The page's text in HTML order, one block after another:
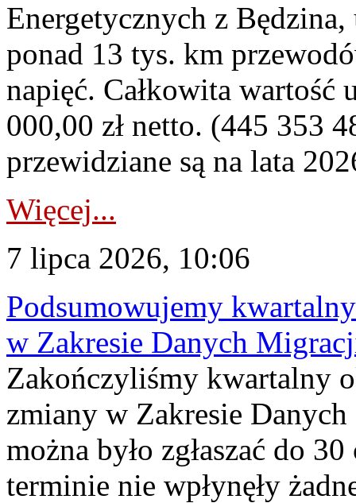
Energetycznych z
ponad 13 tys. km
napięć. Całkowita
000,00 zł netto. (445 353
przewidziane są na lata
Więcej...
7 lipca 2026, 10:06
Podsumowujemy
w Zakresie Danych
Zakończyliśmy kwartalny
zmiany w Zakresie
można było zgłaszać do
terminie nie wpłynęły